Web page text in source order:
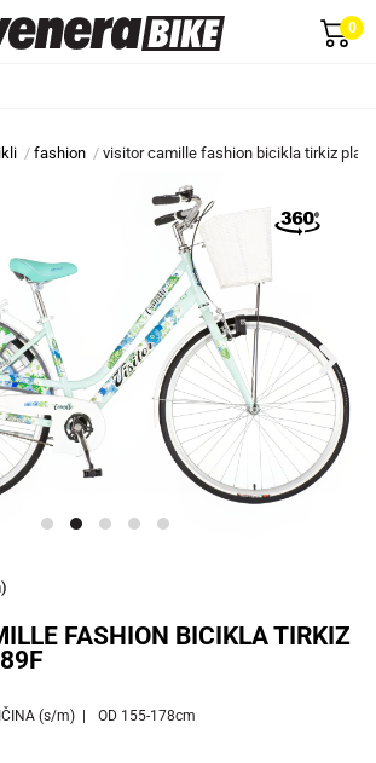
0
fashion visitor camille fashion bicikla tirkiz
FASHION BICIKLA TIRKIZ
(s/m) OD 155-178cm